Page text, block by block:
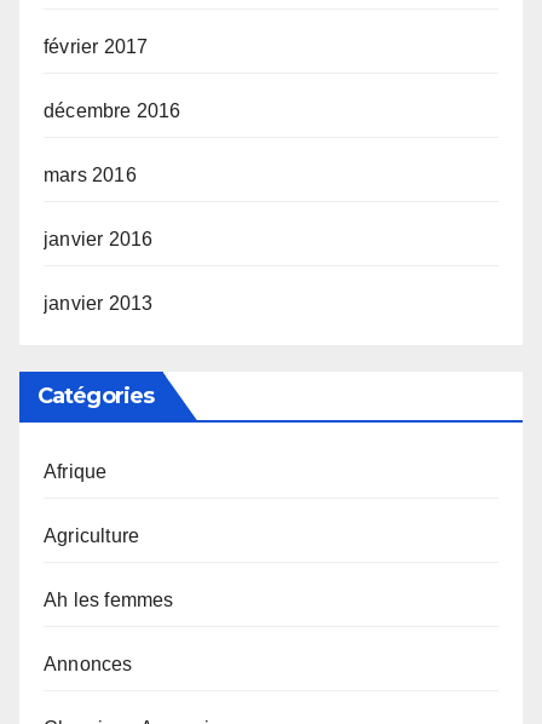
février 2017
décembre 2016
mars 2016
janvier 2016
janvier 2013
Catégories
Afrique
Agriculture
Ah les femmes
Annonces